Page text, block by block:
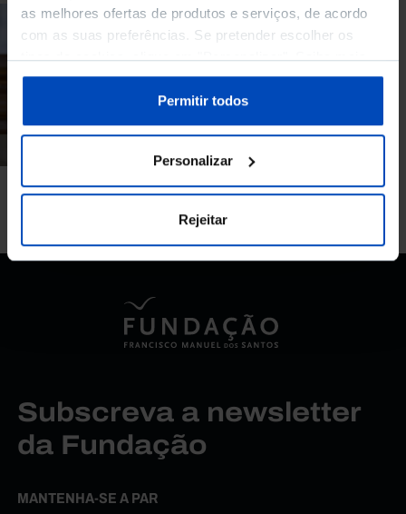
as melhores ofertas de produtos e serviços, de acordo
com as suas preferências. Se pretender escolher os
tipos de cookies, clique em "Personalizar". Saiba mais
sobre cookies através da gestão de preferências ou da
Política de Cookies.
Permitir todos
Personalizar
Rejeitar
DEBATE
O financiamento das
PME portuguesas
51 MIN
Subscreva a newsletter
da Fundação
MANTENHA-SE A PAR